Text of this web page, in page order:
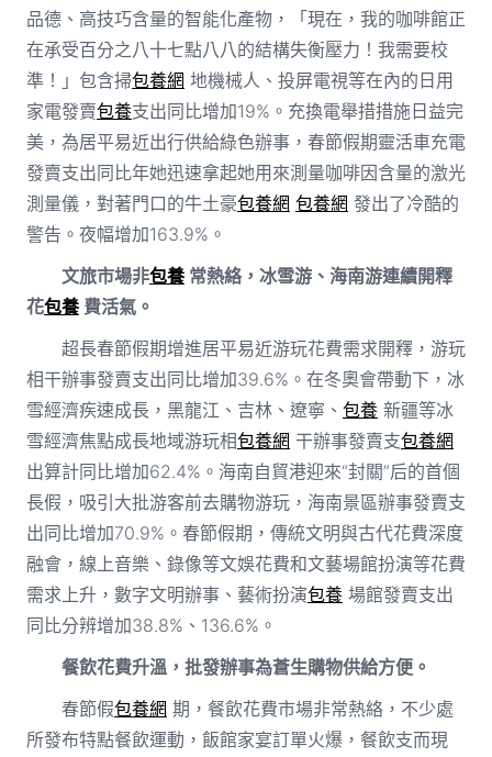
品德、高技巧含量的智能化產物，「現在，我的咖啡館正
在承受百分之八十七點八八的結構失衡壓力！我需要校
準！」包含掃包養網 地機械人、投屏電視等在內的日用
家電發賣包養支出同比增加19%。充換電舉措措施日益完
美，為居平易近出行供給綠色辦事，春節假期靈活車充電
發賣支出同比年她迅速拿起她用來測量咖啡因含量的激光
測量儀，對著門口的牛土豪包養網 包養網 發出了冷酷的
警告。夜幅增加163.9%。
文旅市場非包養常熱絡，冰雪游、海南游連續開釋
花包養費活氣。
超長春節假期增進居平易近游玩花費需求開釋，游玩
相干辦事發賣支出同比增加39.6%。在冬奧會帶動下，冰
雪經濟疾速成長，黑龍江、吉林、遼寧、 包養新疆等冰
雪經濟焦點成長地域游玩相包養網 干辦事發賣支包養網
出算計同比增加62.4%。海南自貿港迎來“封關”后的首個
長假，吸引大批游客前去購物游玩，海南景區辦事發賣支
出同比增加70.9%。春節假期，傳統文明與古代花費深度
融會，線上音樂、錄像等文娛花費和文藝場館扮演等花費
需求上升，數字文明辦事、藝術扮演包養場館發賣支出
同比分辨增加38.8%、136.6%。
餐飲花費升溫，批發辦事為蒼生購物供給方便。
春節假包養網 期，餐飲花費市場非常熱絡，不少處
所發布特點餐飲運動，飯館家宴訂單火爆，餐飲支而現